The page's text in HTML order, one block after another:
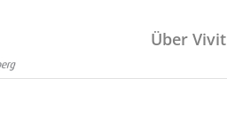
Über Vivit